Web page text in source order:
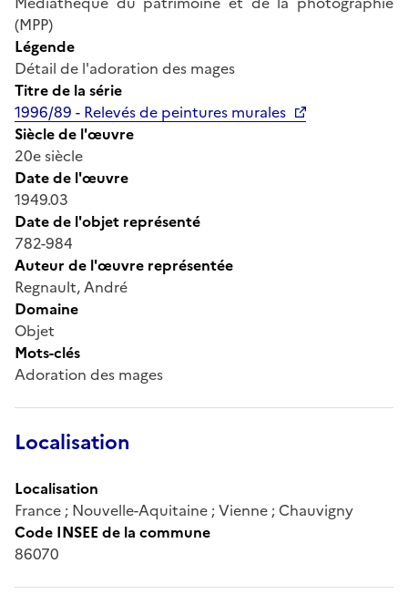
(MPP)
Légende
Détail de l'adoration des mages
Titre de la série
1996/89 - Relevés de peintures murales
Siècle de l'œuvre
20e siècle
Date de l'œuvre
1949.03
Date de l'objet représenté
782-984
Auteur de l'œuvre représentée
Regnault, André
Domaine
Objet
Mots-clés
Adoration des mages
Localisation
Localisation
France ; Nouvelle-Aquitaine ; Vienne ; Chauvigny
Code INSEE de la commune
86070